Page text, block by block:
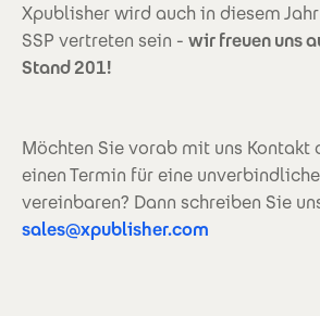
Xpublisher wird auch in diesem
SSP vertreten sein - wir freuen uns
Stand 201!
Möchten Sie vorab mit uns Kontakt
einen Termin für eine
vereinbaren? Dann schreiben Sie
sales@xpublisher.com